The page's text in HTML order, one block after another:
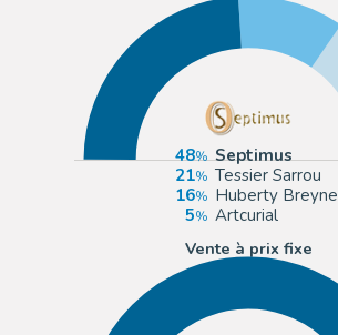
48
Septimus
21
Tessier Sarrou
16
Huberty Breyne
5
Artcurial
Vente à prix fixe